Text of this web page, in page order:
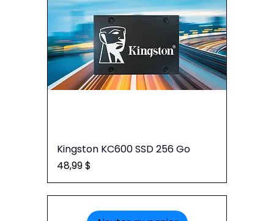
Kingston KC600 SSD 256 Go
Prix
48,99 $